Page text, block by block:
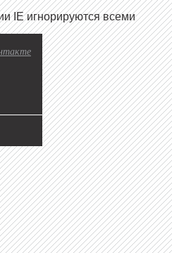
IE игнорируются всеми